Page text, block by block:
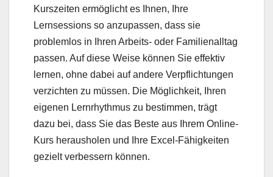
Kurszeiten ermöglicht es Ihnen, Ihre
Lernsessions so anzupassen, dass sie
problemlos in Ihren Arbeits- oder Familienalltag
passen. Auf diese Weise können Sie effektiv
lernen, ohne dabei auf andere Verpflichtungen
verzichten zu müssen. Die Möglichkeit, Ihren
eigenen Lernrhythmus zu bestimmen, trägt
dazu bei, dass Sie das Beste aus Ihrem Online-
Kurs herausholen und Ihre Excel-Fähigkeiten
gezielt verbessern können.